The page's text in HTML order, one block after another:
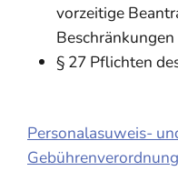
vorzeitige
Beschränkungen
§ 27 Pflichten
Personalasuweis-